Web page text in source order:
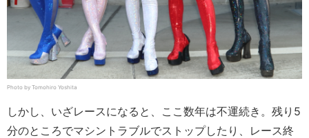
Photo by Tomohiro Yoshita
しかし、いざレースになると、ここ数年は不運続き。残り5
分のところでマシントラブルでストップしたり、レース終